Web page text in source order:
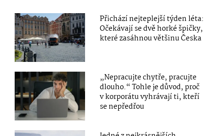
Přichází nejteplejší týden léta:
Očekávají se dvě horké špičky,
které zasáhnou většinu Česka
„Nepracujte chytře, pracujte
dlouho.“ Tohle je důvod, proč
v korporátu vyhrávají ti, kteří
se nepředřou